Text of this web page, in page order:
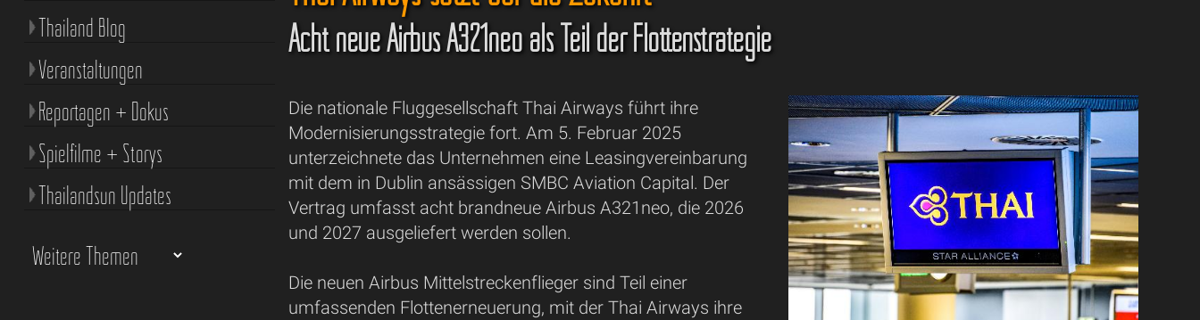
Acht neue Airbus A321neo als Teil der Flottenstrategie
Die nationale Fluggesellschaft Thai Airways führt ihre
Modernisierungsstrategie fort. Am 5. Februar 2025
unterzeichnete das Unternehmen eine Leasingvereinbarung
mit dem in Dublin ansässigen SMBC Aviation Capital. Der
Vertrag umfasst acht brandneue Airbus A321neo, die 2026
und 2027 ausgeliefert werden sollen.
Die neuen Airbus Mittelstreckenflieger sind Teil einer
umfassenden Flottenerneuerung, mit der Thai Airways ihre
Thailand Blog
Veranstaltungen
Reportagen + Dokus
Spielfilme + Storys
Thailandsun Updates